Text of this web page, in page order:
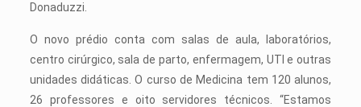
Donaduzzi.
O novo prédio conta com salas de aula, laboratórios,
centro cirúrgico, sala de parto, enfermagem, UTI e outras
unidades didáticas. O curso de Medicina tem 120 alunos,
26 professores e oito servidores técnicos. “Estamos